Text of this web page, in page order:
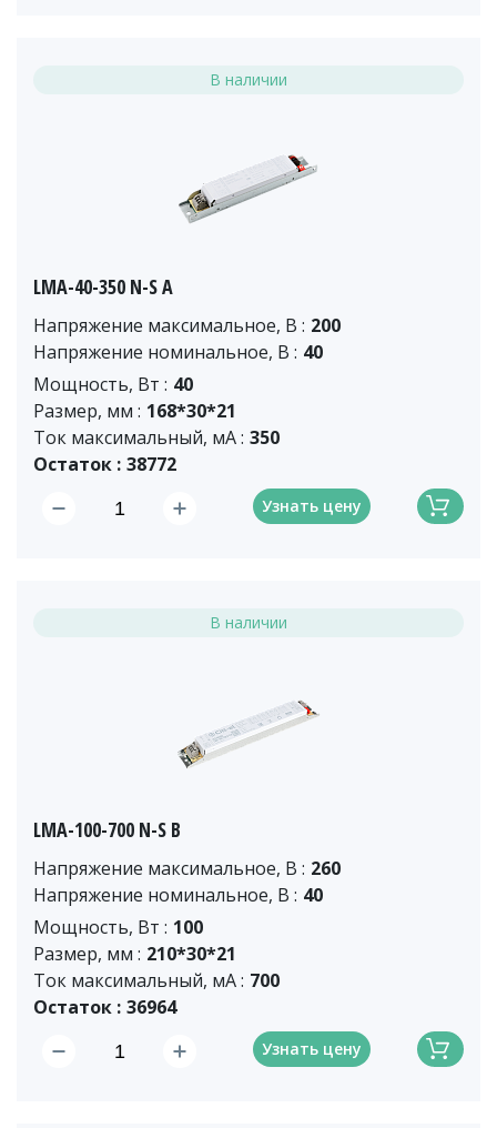
В наличии
LMA-40-350 N-S A
Напряжение максимальное, В : 200
Напряжение номинальное, В : 40
Мощность, Вт : 40
Размер, мм : 168*30*21
Ток максимальный, мА : 350
Остаток : 38772
Узнать цену
В наличии
LMA-100-700 N-S B
Напряжение максимальное, В : 260
Напряжение номинальное, В : 40
Мощность, Вт : 100
Размер, мм : 210*30*21
Ток максимальный, мА : 700
Остаток : 36964
Узнать цену